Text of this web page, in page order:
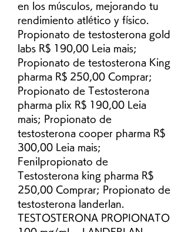
en los músculos, mejorando tu
rendimiento atlético y físico.
Propionato de testosterona gold
labs R$ 190,00 Leia mais;
Propionato de testosterona King
pharma R$ 250,00 Comprar;
Propionato de Testosterona
pharma plix R$ 190,00 Leia
mais; Propionato de
testosterona cooper pharma R$
300,00 Leia mais;
Fenilpropionato de
Testosterona king pharma R$
250,00 Comprar; Propionato de
testosterona landerlan.
TESTOSTERONA PROPIONATO